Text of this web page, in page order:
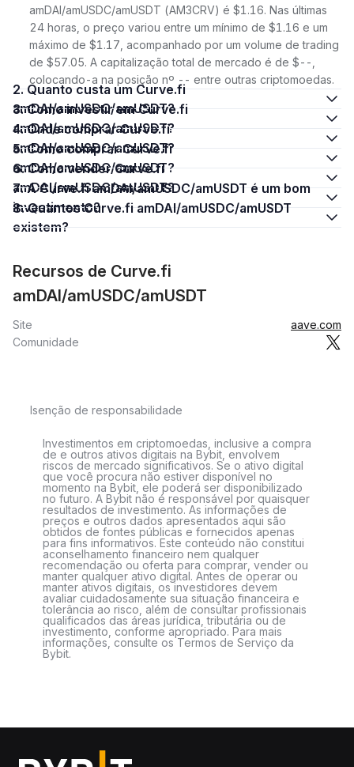
amDAI/amUSDC/amUSDT (AM3CRV) é $1.16. Nas últimas
24 horas, o preço variou entre um mínimo de $1.16 e um
máximo de $1.17, acompanhado por um volume de trading
de $57.05. A capitalização total de mercado é de $--,
colocando-a na posição nº -- entre outras criptomoedas.
2. Quanto custa um Curve.fi
amDAI/amUSDC/amUSDT?
3. Como investir em Curve.fi
amDAI/amUSDC/amUSDT?
4. Onde comprar Curve.fi
amDAI/amUSDC/amUSDT?
5. Como comprar Curve.fi
amDAI/amUSDC/amUSDT?
6. Como vender Curve.fi
amDAI/amUSDC/amUSDT?
7. A Curve.fi amDAI/amUSDC/amUSDT é um bom
investimento?
8. Quantos Curve.fi amDAI/amUSDC/amUSDT
existem?
Recursos de Curve.fi
amDAI/amUSDC/amUSDT
Site
aave.com
Comunidade
Isenção de responsabilidade
Investimentos em criptomoedas, inclusive a compra
de e outros ativos digitais na Bybit, envolvem
riscos de mercado significativos. Se o ativo digital
que você procura não estiver disponível no
momento na Bybit, ele poderá ser disponibilizado
no futuro. A Bybit não é responsável por quaisquer
resultados de investimento. As informações de
preços e outros dados apresentados aqui são
obtidos de fontes públicas e fornecidos apenas
para fins informativos. Este conteúdo não constitui
aconselhamento financeiro nem qualquer
recomendação ou oferta para comprar, vender ou
manter qualquer ativo digital. Antes de operar ou
manter ativos digitais, os investidores devem
avaliar cuidadosamente sua situação financeira e
tolerância ao risco, além de consultar profissionais
qualificados das áreas jurídica, tributária ou de
investimento, conforme apropriado. Para mais
informações, consulte os Termos de Serviço da
Bybit.